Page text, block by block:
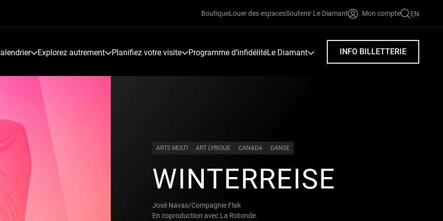
Explorez autrement Planifiez votre visite Programme d’infidélitéLe Diamant INFO BILLETTERIE
BoutiqueLouer des espacesSoutenir Le Diamant Mon compte
FAIRE
UNE
EN
ARTS MULTI ART LYRIQUE CANADA DANSE
WINTERREISE
José Navas/Compagnie Flak
En coproduction avec La Rotonde